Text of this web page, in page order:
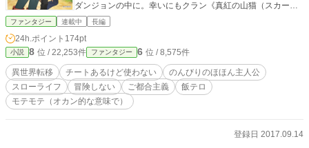
ダンジョンの中に。幸いにもクラン《真紅の山猫（スカーレ
ット・リンクス）》に拾われた悠利の異世界での生活が始ま
いで職業（ジョブ）が探求者？つまり、鑑定系の最強？確か
にそういったものは所持しているが、乙男（オトメン）が異
世界で手に入れたのは、……気ままに気楽なスローライフ
（主夫生活）でした。 これは、異世界転移したのに、チート
も貰ったのに、全然気にせずに、乙男（オトメン）街道を突
き進み、主夫っぽい生活を満喫する少年のお話。 ※なろう、
ファンタジー 連載中 長編
24h.ポイント 174pt
小説 8 位 / 22,253件 ファンタジー 6 位 / 8,575件
異世界転移 チートあるけど使わない
のんびりのほほん主人公
スローライフ
冒険しない ご都合主義
飯テロ
モテモテ（オカン的な意味で）
登録日 2017.09.14